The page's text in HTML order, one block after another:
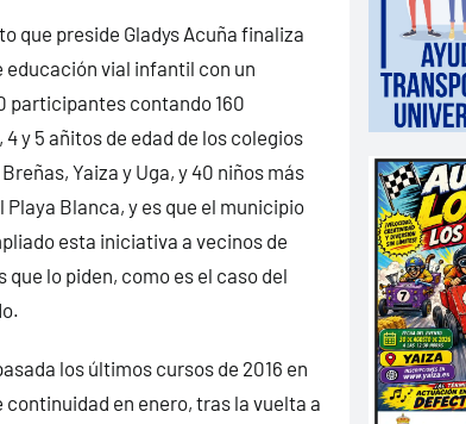
que preside Gladys Acuña finaliza
educación vial infantil con un
participantes contando 160
4 y 5 añitos de edad de los colegios
Yaiza y Uga, y 40 niños más
Playa Blanca, y es que el municipio
esta iniciativa a vecinos de
que lo piden, como es el caso del
los últimos cursos de 2016 en
continuidad en enero, tras la vuelta a